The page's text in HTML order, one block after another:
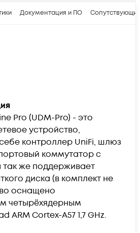
Документация и ПО
Pro (UDM-Pro) - это
устройство,
контроллер UniFi, шлюз
коммутатор с
же поддерживает
диска (в комплект не
оснащено
четырёхядерным
ARM Cortex-A57 1,7 GHz.